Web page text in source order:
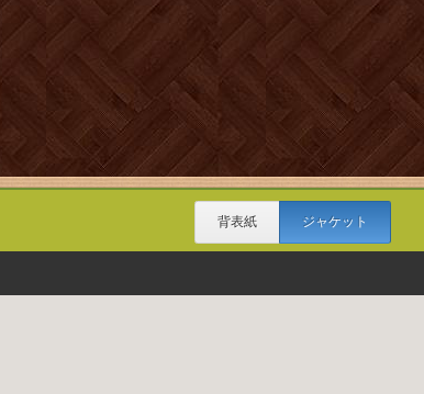
背表紙 ジャケット